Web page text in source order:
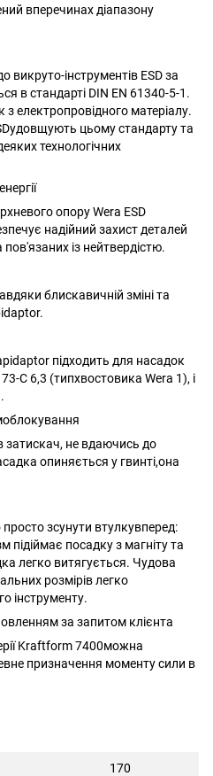
вперечинах діапазону
інструментів ESD за
в стандарті DIN EN 61340-5-1.
з електропровідного матеріалу.
цьому стандарту та
технологічних
опору Wera ESD
надійний захист деталей
пов'язаних із нейтвердістю.
блискавичній зміні та
підходить для насадок
C 6,3 (типхвостовика Wera 1), і
не вдаючись до
опиняється у гвинті,она
зсунути втулкувперед:
посадку з магніту та
легко витягується. Чудова
розмірів легко
інструменту.
за запитом клієнта
Kraftform 7400можна
призначення моменту сили в
170